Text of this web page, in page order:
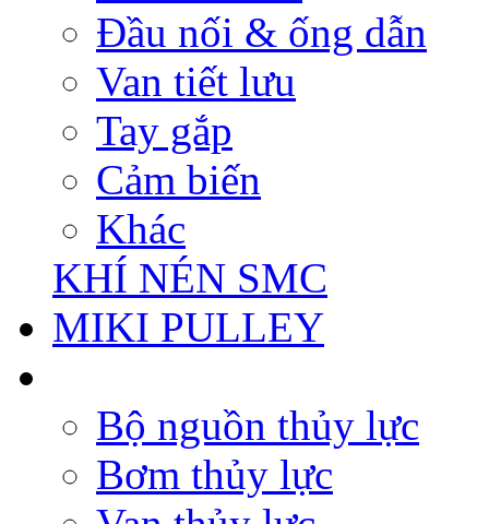
Đầu nối & ống dẫn
Van tiết lưu
Tay gắp
Cảm biến
Khác
KHÍ NÉN SMC
MIKI PULLEY
Bộ nguồn thủy lực
Bơm thủy lực